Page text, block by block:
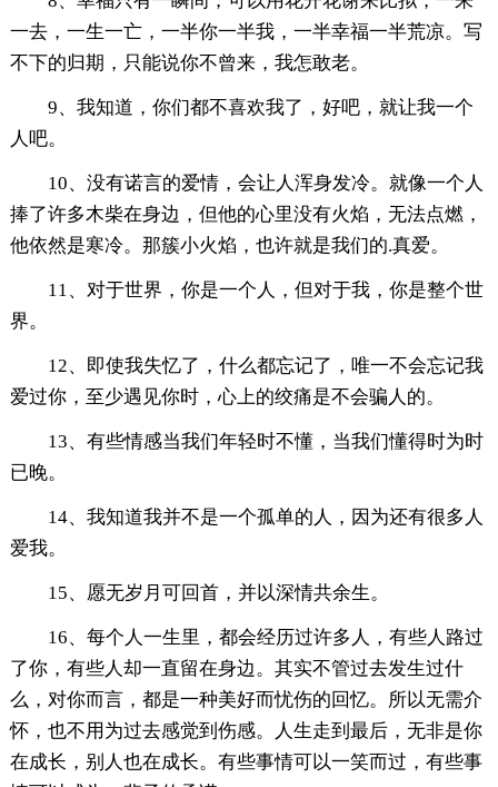
一去，一生一亡，一半你一半我，一半幸福一半荒凉。写
不下的归期，只能说你不曾来，我怎敢老。
9、我知道，你们都不喜欢我了，好吧，就让我一个
人吧。
10、没有诺言的爱情，会让人浑身发冷。就像一个人
捧了许多木柴在身边，但他的心里没有火焰，无法点燃，
他依然是寒冷。那簇小火焰，也许就是我们的.真爱。
11、对于世界，你是一个人，但对于我，你是整个世
界。
12、即使我失忆了，什么都忘记了，唯一不会忘记我
爱过你，至少遇见你时，心上的绞痛是不会骗人的。
13、有些情感当我们年轻时不懂，当我们懂得时为时
已晚。
14、我知道我并不是一个孤单的人，因为还有很多人
爱我。
15、愿无岁月可回首，并以深情共余生。
16、每个人一生里，都会经历过许多人，有些人路过
了你，有些人却一直留在身边。其实不管过去发生过什
么，对你而言，都是一种美好而忧伤的回忆。所以无需介
怀，也不用为过去感觉到伤感。人生走到最后，无非是你
在成长，别人也在成长。有些事情可以一笑而过，有些事